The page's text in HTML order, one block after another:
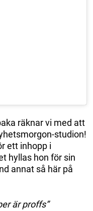
räknar vi med att
studion!
ett inhopp i
hyllas hon för sin
annat så här på
är proffs”